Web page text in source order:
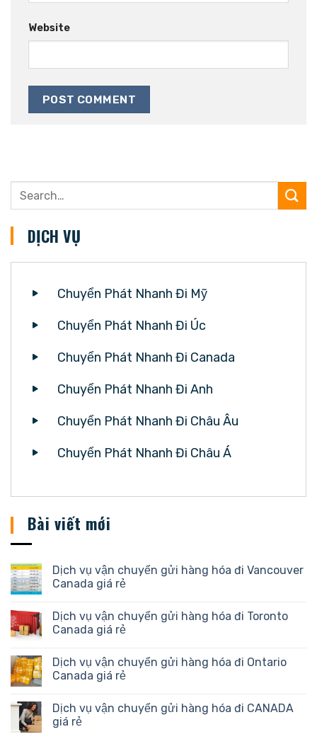
Website
DỊCH VỤ
Chuyển Phát Nhanh Đi Mỹ
Chuyển Phát Nhanh Đi Úc
Chuyển Phát Nhanh Đi Canada
Chuyển Phát Nhanh Đi Anh
Chuyển Phát Nhanh Đi Châu Âu
Chuyển Phát Nhanh Đi Châu Á
Bài viết mới
Dịch vụ vận chuyển gửi hàng hóa đi Vancouver
Canada giá rẻ
Dịch vụ vận chuyển gửi hàng hóa đi Toronto
Canada giá rẻ
Dịch vụ vận chuyển gửi hàng hóa đi Ontario
Canada giá rẻ
Dịch vụ vận chuyển gửi hàng hóa đi CANADA
giá rẻ